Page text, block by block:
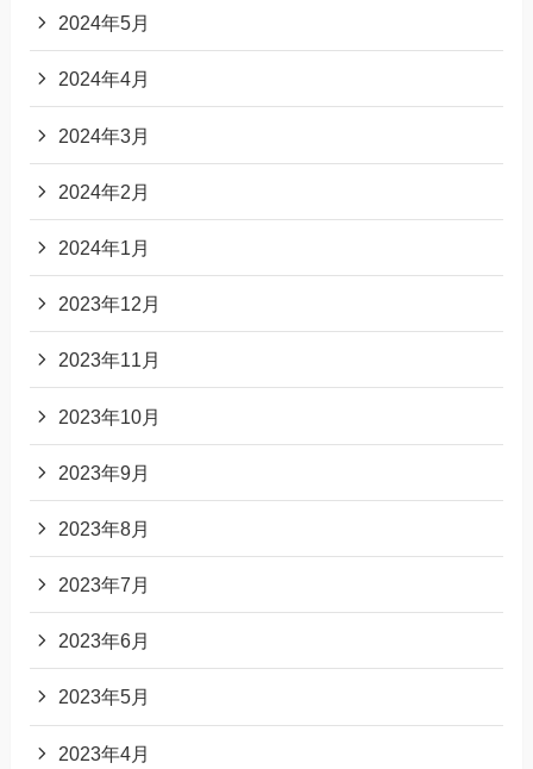
2024年5月
2024年4月
2024年3月
2024年2月
2024年1月
2023年12月
2023年11月
2023年10月
2023年9月
2023年8月
2023年7月
2023年6月
2023年5月
2023年4月